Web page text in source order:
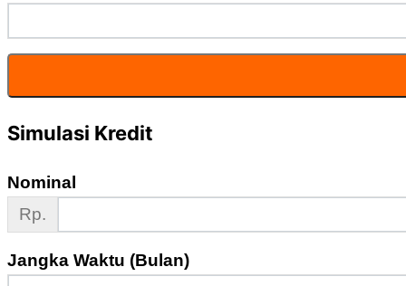
Simulasi Kredit
Nominal
Rp.
Jangka Waktu (Bulan)